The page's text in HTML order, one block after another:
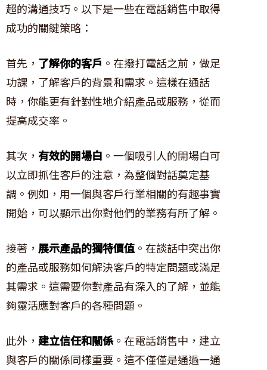
超的溝通技巧。以下是一些在電話銷售中取得
成功的關鍵策略：
首先， 了解你的客戶 。在撥打電話之前，做足
功課，了解客戶的背景和需求。這樣在通話
時，你能更有針對性地介紹產品或服務，從而
提高成交率。
其次， 有效的開場白 。一個吸引人的開場白可
以立即抓住客戶的注意，為整個對話奠定基
調。例如，用一個與客戶行業相關的有趣事實
開始，可以顯示出你對他們的業務有所了解。
接著， 展示產品的獨特價值 。在談話中突出你
的產品或服務如何解決客戶的特定問題或滿足
其需求。這需要你對產品有深入的了解，並能
夠靈活應對客戶的各種問題。
此外， 建立信任和關係。在電話銷售中，建立
與客戶的關係同樣重要。這不僅僅是通過一通